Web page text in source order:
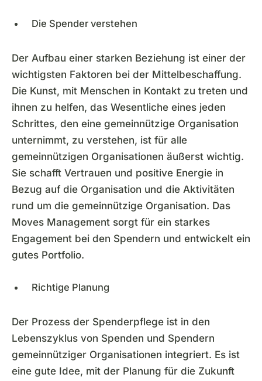
Die Spender verstehen
Der Aufbau einer starken Beziehung ist einer der
wichtigsten Faktoren bei der Mittelbeschaffung.
Die Kunst, mit Menschen in Kontakt zu treten und
ihnen zu helfen, das Wesentliche eines jeden
Schrittes, den eine gemeinnützige Organisation
unternimmt, zu verstehen, ist für alle
gemeinnützigen Organisationen äußerst wichtig.
Sie schafft Vertrauen und positive Energie in
Bezug auf die Organisation und die Aktivitäten
rund um die gemeinnützige Organisation. Das
Moves Management sorgt für ein starkes
Engagement bei den Spendern und entwickelt ein
gutes Portfolio.
Richtige Planung
Der Prozess der Spenderpflege ist in den
Lebenszyklus von Spenden und Spendern
gemeinnütziger Organisationen integriert. Es ist
eine gute Idee, mit der Planung für die Zukunft